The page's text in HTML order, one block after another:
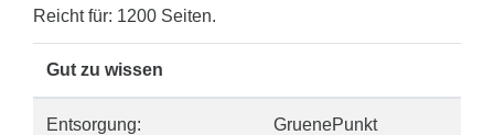
Reicht für: 1200 Seiten.
Gut zu wissen
Entsorgung: GruenePunkt